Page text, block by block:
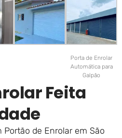
Porta de Enrolar
Automática para
Galpão
Feita
de Enrolar em São